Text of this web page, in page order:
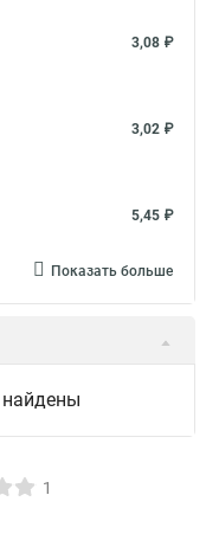
3,08 ₽
3,02 ₽
5,45 ₽
Показать больше
найдены
1